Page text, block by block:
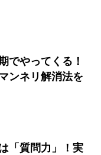
でやってくる！
ンネリ解消法を
「質問力」！実